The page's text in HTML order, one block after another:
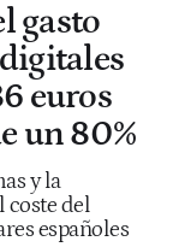
gasto
euros
un 80%
y la
coste del
españoles